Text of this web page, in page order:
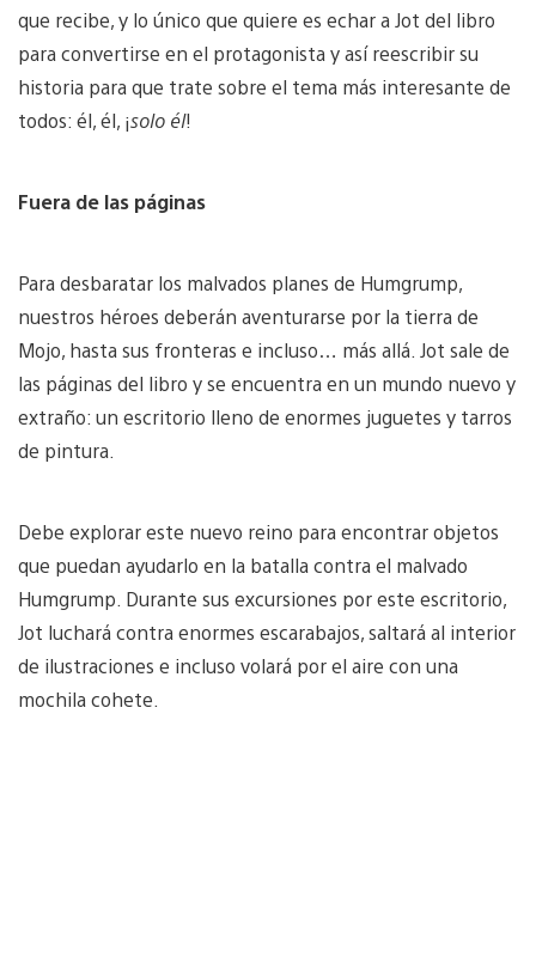
que recibe, y lo único que quiere es echar a Jot del libro
para convertirse en el protagonista y así reescribir su
historia para que trate sobre el tema más interesante de
todos: él, él, ¡solo él!
Fuera de las páginas
Para desbaratar los malvados planes de Humgrump,
nuestros héroes deberán aventurarse por la tierra de
Mojo, hasta sus fronteras e incluso… más allá. Jot sale de
las páginas del libro y se encuentra en un mundo nuevo y
extraño: un escritorio lleno de enormes juguetes y tarros
de pintura.
Debe explorar este nuevo reino para encontrar objetos
que puedan ayudarlo en la batalla contra el malvado
Humgrump. Durante sus excursiones por este escritorio,
Jot luchará contra enormes escarabajos, saltará al interior
de ilustraciones e incluso volará por el aire con una
mochila cohete.